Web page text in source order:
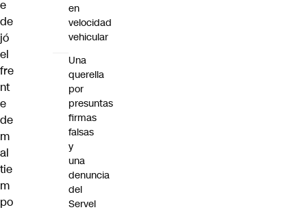
e
de
jó
el
fre
nt
e
de
m
al
tie
m
po
en
velocidad
vehicular
Una
querella
por
presuntas
firmas
falsas
y
una
denuncia
del
Servel